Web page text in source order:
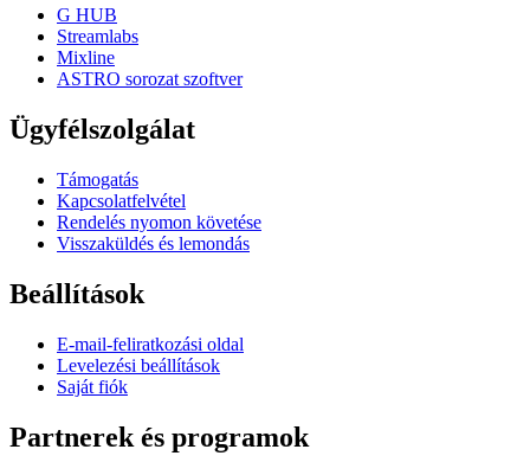
G HUB
Streamlabs
Mixline
ASTRO sorozat szoftver
Ügyfélszolgálat
Támogatás
Kapcsolatfelvétel
Rendelés nyomon követése
Visszaküldés és lemondás
Beállítások
E-mail-feliratkozási oldal
Levelezési beállítások
Saját fiók
Partnerek és programok